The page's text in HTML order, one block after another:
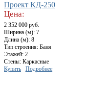
Проект КД-250
Цена:
2 352 000 руб.
Ширина (м): 7
Длина (м): 8
Тип строения: Баня
Этажей: 2
Стены: Каркасные
Купить
Подробнее